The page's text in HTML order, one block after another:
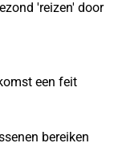
'reizen' door
een feit
bereiken